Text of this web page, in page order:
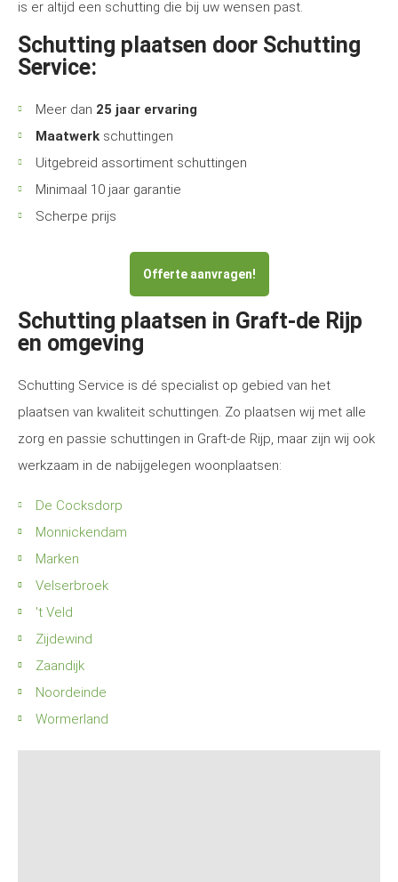
is er altijd een schutting die bij uw wensen past.
Schutting plaatsen door Schutting
Service:
Meer dan 25 jaar ervaring
Maatwerk schuttingen
Uitgebreid assortiment schuttingen
Minimaal 10 jaar garantie
Scherpe prijs
Offerte aanvragen!
Schutting plaatsen in Graft-de Rijp
en omgeving
Schutting Service is dé specialist op gebied van het
plaatsen van kwaliteit schuttingen. Zo plaatsen wij met alle
zorg en passie schuttingen in Graft-de Rijp, maar zijn wij ook
werkzaam in de nabijgelegen woonplaatsen:
De Cocksdorp
Monnickendam
Marken
Velserbroek
't Veld
Zijdewind
Zaandijk
Noordeinde
Wormerland